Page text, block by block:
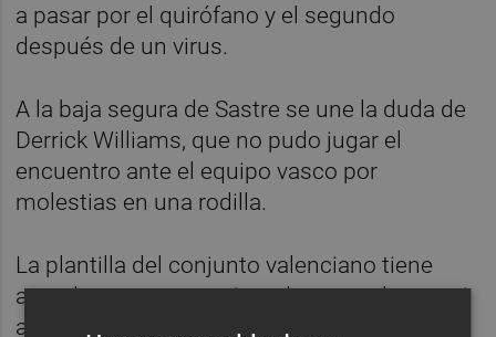
a pasar por el quirófano y el segundo
después de un virus.
A la baja segura de Sastre se une la duda de
Derrick Williams, que no pudo jugar el
encuentro ante el equipo vasco por
molestias en una rodilla.
La plantilla del conjunto valenciano tiene
actualmente catorce jugadores por lo que si
ambos fueran baja, el técnico Jaume